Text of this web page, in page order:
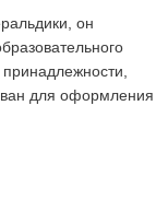
он
для оформления